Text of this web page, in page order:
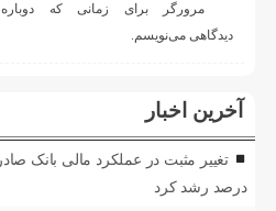
مرورگر برای زمانی که دوباره
دیدگاهی می‌نویسم.
آخرین اخبار
درصد رشد کرد